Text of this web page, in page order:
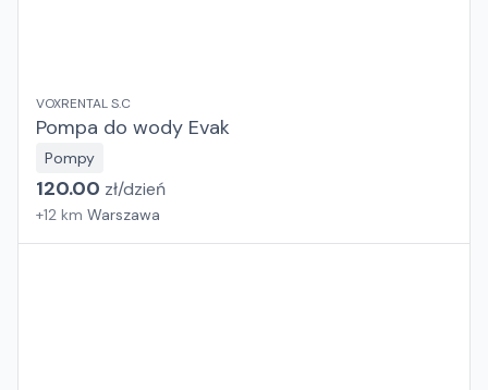
VOXRENTAL S.C
Pompa do wody Evak
Pompy
120.00 zł/dzień
+12 km Warszawa